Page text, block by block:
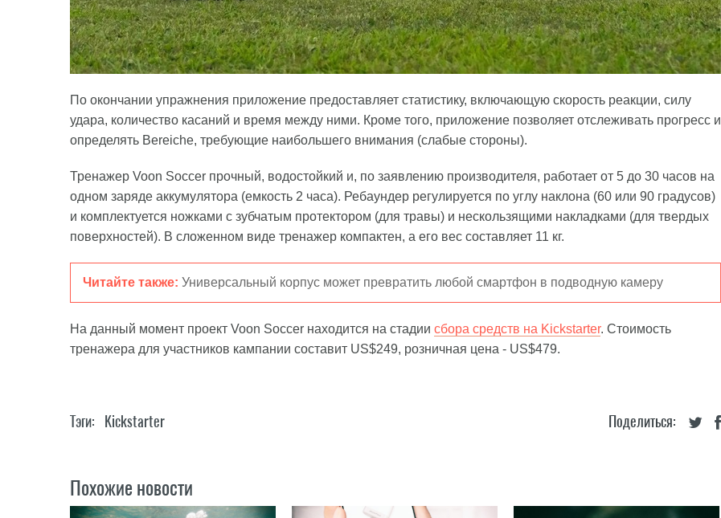
По окончании упражнения приложение предоставляет статистику, включающую скорость реакции, силу
удара, количество касаний и время между ними. Кроме того, приложение позволяет отслеживать прогресс и
определять Bereiche, требующие наибольшего внимания (слабые стороны).
Тренажер Voon Soccer прочный, водостойкий и, по заявлению производителя, работает от 5 до 30 часов на
одном заряде аккумулятора (емкость 2 часа). Ребаундер регулируется по углу наклона (60 или 90 градусов)
и комплектуется ножками с зубчатым протектором (для травы) и нескользящими накладками (для твердых
поверхностей). В сложенном виде тренажер компактен, а его вес составляет 11 кг.
Читайте также: Универсальный корпус может превратить любой смартфон в подводную камеру
На данный момент проект Voon Soccer находится на стадии сбора средств на Kickstarter. Стоимость
тренажера для участников кампании составит US$249, розничная цена - US$479.
Поделиться:
Тэги: Kickstarter
Похожие новости